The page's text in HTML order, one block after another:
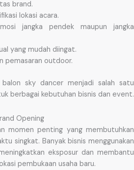
brand.
lokasi acara.
jangka pendek maupun jangka
yang mudah diingat.
pemasaran outdoor.
sky dancer menjadi salah satu
berbagai kebutuhan bisnis dan event.
Opening
momen penting yang membutuhkan
singkat. Banyak bisnis menggunakan
eksposur dan membantu
pembukaan usaha baru.